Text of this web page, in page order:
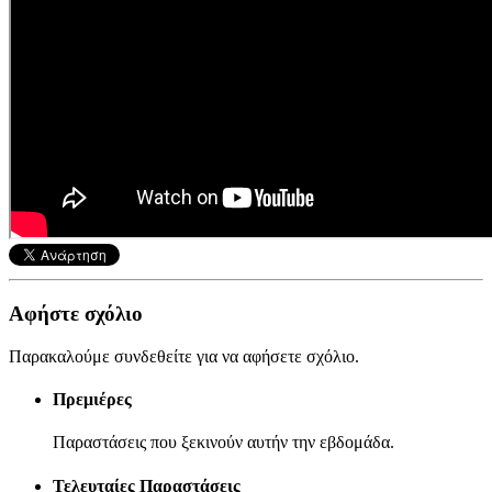
Αφήστε σχόλιο
Παρακαλούμε συνδεθείτε για να αφήσετε σχόλιο.
Πρεμιέρες
Παραστάσεις που ξεκινούν αυτήν την εβδομάδα.
Τελευταίες Παραστάσεις